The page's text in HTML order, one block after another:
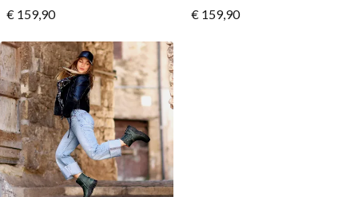
Vanaf
€ 159,90
Vanaf
€ 159,90